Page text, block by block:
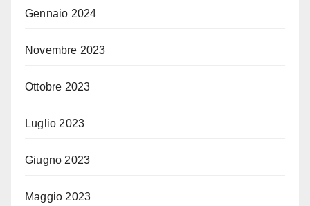
Gennaio 2024
Novembre 2023
Ottobre 2023
Luglio 2023
Giugno 2023
Maggio 2023